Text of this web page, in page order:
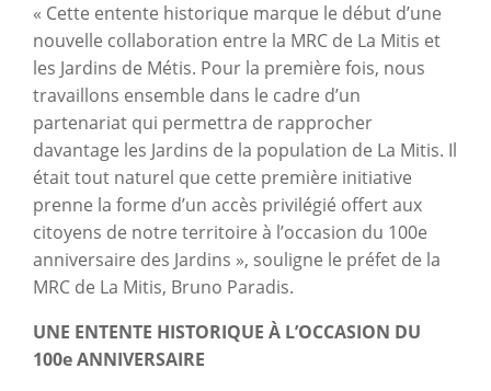
« Cette entente historique marque le début d’une
nouvelle collaboration entre la MRC de La Mitis et
les Jardins de Métis. Pour la première fois, nous
travaillons ensemble dans le cadre d’un
partenariat qui permettra de rapprocher
davantage les Jardins de la population de La Mitis. Il
était tout naturel que cette première initiative
prenne la forme d’un accès privilégié offert aux
citoyens de notre territoire à l’occasion du 100e
anniversaire des Jardins », souligne le préfet de la
MRC de La Mitis, Bruno Paradis.
UNE ENTENTE HISTORIQUE À L’OCCASION DU
100e ANNIVERSAIRE